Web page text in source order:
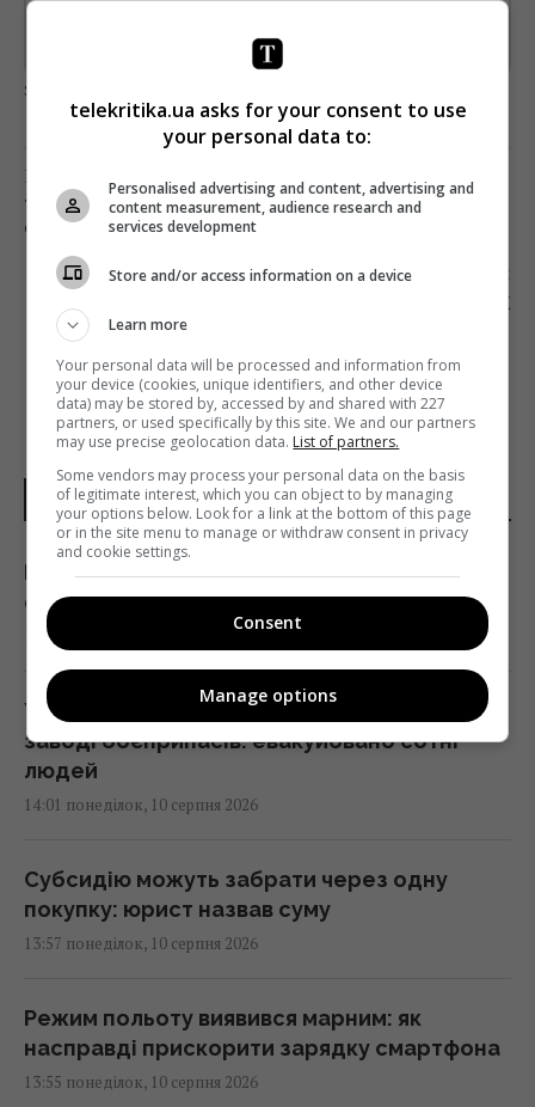
Предоставлено SendPulse
загрузка...
Попередня стаття
ТСН ЗАПУСКАЄ СПЕЦПРОЄКТ «ЖАХЛИВО
СМАЧНО»
Наступна стаття
ПАКИСТАН ЗАБЛОКУВАВ TIKTOK
НОВИНИ УКРАЇНИ І СВІТУ
Росія заблокувала Чорне море: Луценко
сказав, як повинна відповісти Україна
14:12 понеділок, 10 серпня 2026
У Болгарії пролунав потужний вибух на
заводі боєприпасів: евакуйовано сотні
людей
14:01 понеділок, 10 серпня 2026
Субсидію можуть забрати через одну
покупку: юрист назвав суму
13:57 понеділок, 10 серпня 2026
Режим польоту виявився марним: як
насправді прискорити зарядку смартфона
13:55 понеділок, 10 серпня 2026
telekritika.ua asks for your consent to use
your personal data to:
Personalised advertising and content, advertising and
content measurement, audience research and
services development
Store and/or access information on a device
Learn more
Your personal data will be processed and information from
your device (cookies, unique identifiers, and other device
data) may be stored by, accessed by and shared with 227
partners, or used specifically by this site. We and our partners
may use precise geolocation data. List of partners.
Some vendors may process your personal data on the basis
of legitimate interest, which you can object to by managing
your options below. Look for a link at the bottom of this page
or in the site menu to manage or withdraw consent in privacy
and cookie settings.
Consent
Manage options